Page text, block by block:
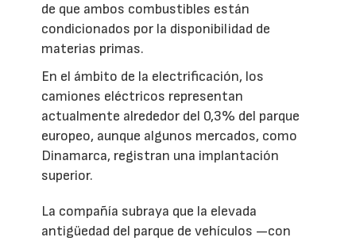
de que ambos combustibles están
condicionados por la disponibilidad de
materias primas.
En el ámbito de la electrificación, los
camiones eléctricos representan
actualmente alrededor del 0,3% del parque
europeo, aunque algunos mercados, como
Dinamarca, registran una implantación
superior.
La compañía subraya que la elevada
antigüedad del parque de vehículos —con